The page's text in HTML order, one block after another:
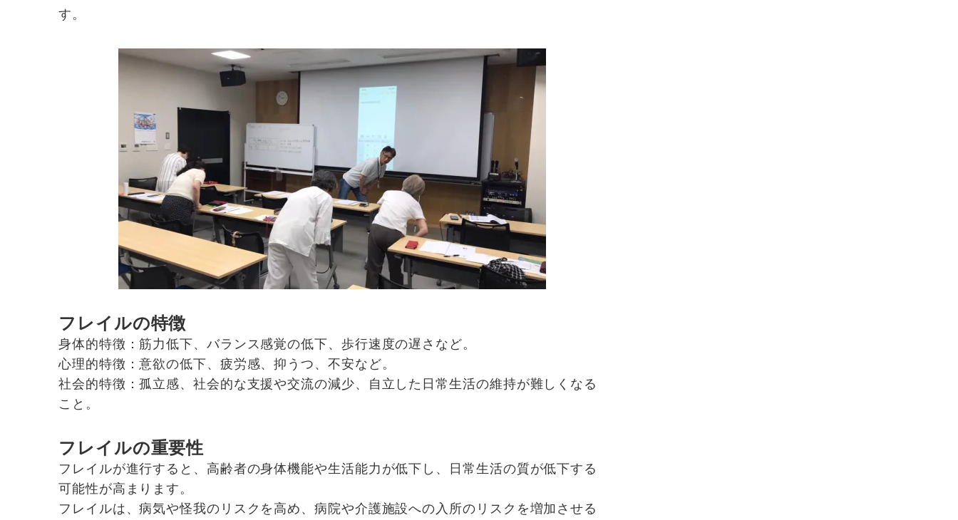
す。
フレイルの特徴
身体的特徴：筋力低下、バランス感覚の低下、歩行速度の遅さなど。
心理的特徴：意欲の低下、疲労感、抑うつ、不安など。
社会的特徴：孤立感、社会的な支援や交流の減少、自立した日常生活の維持が難しくなる
こと。
フレイルの重要性
フレイルが進行すると、高齢者の身体機能や生活能力が低下し、日常生活の質が低下する
可能性が高まります。
フレイルは、病気や怪我のリスクを高め、病院や介護施設への入所のリスクを増加させる